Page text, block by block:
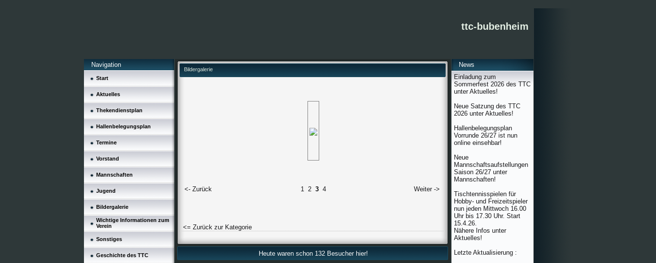
ttc-bubenheim
Navigation
Start
Aktuelles
Thekendienstplan
Hallenbelegungsplan
Termine
Vorstand
Mannschaften
Jugend
Bildergalerie
Wichtige Informationen zum
Verein
Sonstiges
Geschichte des TTC
Bildergalerie
<- Zurück 1 2 3 4 Weiter ->
<= Zurück zur Kategorie
Heute waren schon 132 Besucher hier!
News
Einladung zum
Sommerfest 2026 des TTC
unter Aktuelles!
Neue Satzung des TTC
2026 unter Aktuelles!
Hallenbelegungsplan
Vorrunde 26/27 ist nun
online einsehbar!
Neue
Mannschaftsaufstellungen
Saison 26/27 unter
Mannschaften!
Tischtennisspielen für
Hobby- und Freizeitspieler
nun jeden Mittwoch 16.00
Uhr bis 17.30 Uhr. Start
15.4.26.
Nähere Infos unter
Aktuelles!
Letzte Aktualisierung :